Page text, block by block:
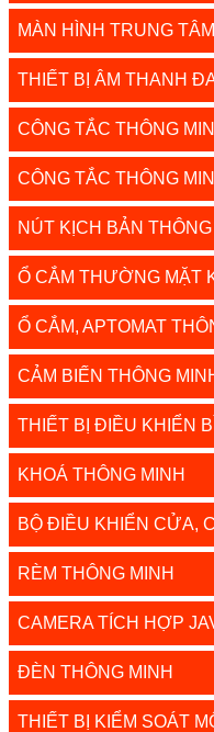
MÀN HÌNH TRUNG
THIẾT BỊ ÂM THANH
CÔNG TẮC THÔNG
CÔNG TẮC THÔNG
NÚT KỊCH BẢN THÔNG
Ổ CẮM THƯỜNG MẶT
Ổ CẮM, APTOMAT
CẢM BIẾN THÔNG
THIẾT BỊ ĐIỀU KHIỂN
KHOÁ THÔNG MINH
BỘ ĐIỀU KHIỂN CỬA,
RÈM THÔNG MINH
CAMERA TÍCH HỢP
ĐÈN THÔNG MINH
THIẾT BỊ KIỂM SOÁT